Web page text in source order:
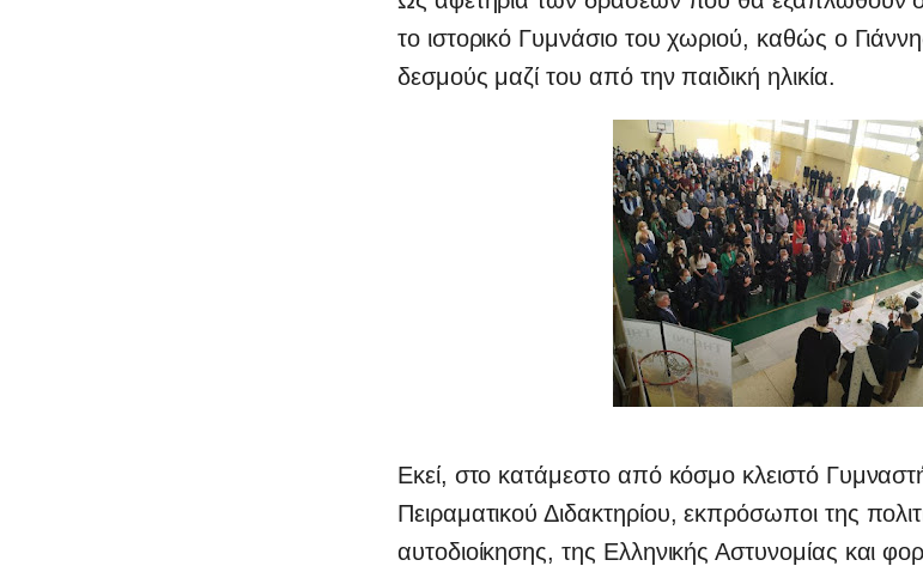
το ιστορικό Γυμνάσιο του χωριού, καθώς ο
δεσμούς μαζί του από την παιδική ηλικία.
Εκεί, στο κατάμεστο από κόσμο κλειστό
Πειραματικού Διδακτηρίου, εκπρόσωποι της
αυτοδιοίκησης, της Ελληνικής Αστυνομίας και